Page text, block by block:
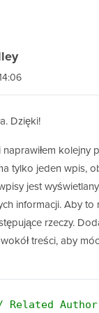
Dzięki!
naprawiłem kolejny
tylko jeden wpis,
jest
informacji. Aby to
rzeczy.
treści, aby
Related Author